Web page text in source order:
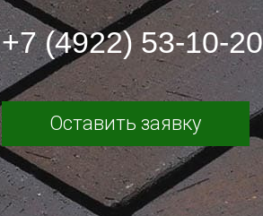
+7 (4922) 53-10-20
Оставить заявку